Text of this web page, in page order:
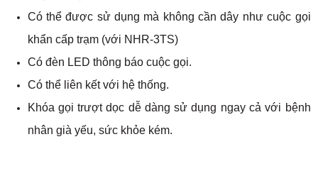
Có thể được sử dụng mà không cần dây như cuộc gọi
khẩn cấp trạm (với NHR-3TS)
Có đèn LED thông báo cuộc gọi.
Có thể liên kết với hệ thống.
Khóa gọi trượt dọc dễ dàng sử dụng ngay cả với bệnh
nhân già yếu, sức khỏe kém.